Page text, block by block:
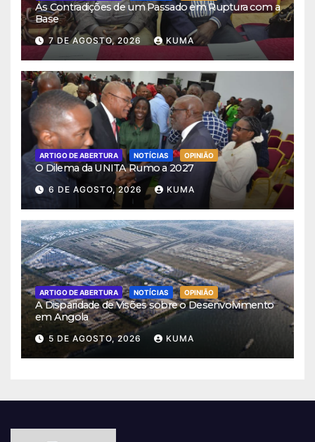
As Contradições de um Passado em Ruptura com a
Base
7 DE AGOSTO, 2026 KUMA
ARTIGO DE ABERTURA NOTÍCIAS OPINIÃO
O Dilema da UNITA Rumo a 2027
6 DE AGOSTO, 2026 KUMA
ARTIGO DE ABERTURA NOTÍCIAS OPINIÃO
A Disparidade de Visões sobre o Desenvolvimento
em Angola
5 DE AGOSTO, 2026 KUMA